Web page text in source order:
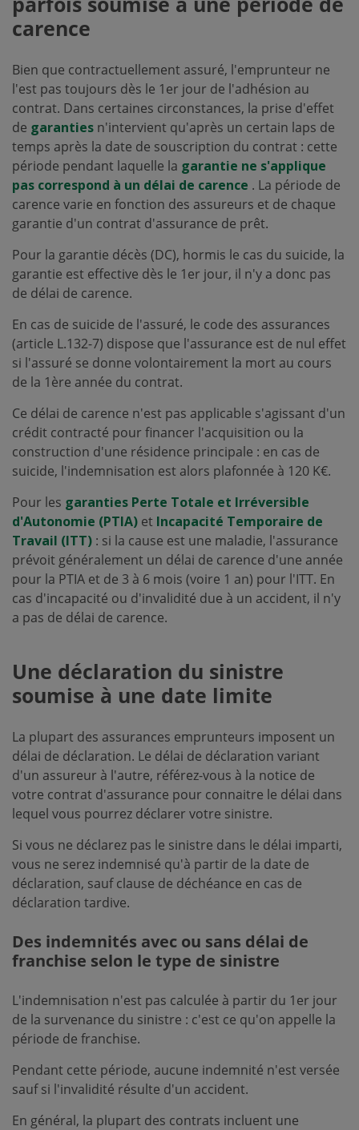
carence
Bien que contractuellement assuré, l'emprunteur ne
l'est pas toujours dès le 1er jour de l'adhésion au
contrat. Dans certaines circonstances, la prise d'effet
de garanties n'intervient qu'après un certain laps de
temps après la date de souscription du contrat : cette
période pendant laquelle la garantie ne s'applique
pas correspond à un délai de carence . La période de
carence varie en fonction des assureurs et de chaque
garantie d'un contrat d'assurance de prêt.
Pour la garantie décès (DC), hormis le cas du suicide, la
garantie est effective dès le 1er jour, il n'y a donc pas
de délai de carence.
En cas de suicide de l'assuré, le code des assurances
(article L.132-7) dispose que l'assurance est de nul effet
si l'assuré se donne volontairement la mort au cours
de la 1ère année du contrat.
Ce délai de carence n'est pas applicable s'agissant d'un
crédit contracté pour financer l'acquisition ou la
construction d'une résidence principale : en cas de
suicide, l'indemnisation est alors plafonnée à 120 K€.
Pour les garanties Perte Totale et Irréversible
d'Autonomie (PTIA) et Incapacité Temporaire de
Travail (ITT) : si la cause est une maladie, l'assurance
prévoit généralement un délai de carence d'une année
pour la PTIA et de 3 à 6 mois (voire 1 an) pour l'ITT. En
cas d'incapacité ou d'invalidité due à un accident, il n'y
a pas de délai de carence.
Une déclaration du sinistre
soumise à une date limite
La plupart des assurances emprunteurs imposent un
délai de déclaration. Le délai de déclaration variant
d'un assureur à l'autre, référez-vous à la notice de
votre contrat d'assurance pour connaitre le délai dans
lequel vous pourrez déclarer votre sinistre.
Si vous ne déclarez pas le sinistre dans le délai imparti,
vous ne serez indemnisé qu'à partir de la date de
déclaration, sauf clause de déchéance en cas de
déclaration tardive.
Des indemnités avec ou sans délai de
franchise selon le type de sinistre
L'indemnisation n'est pas calculée à partir du 1er jour
de la survenance du sinistre : c'est ce qu'on appelle la
période de franchise.
Pendant cette période, aucune indemnité n'est versée
sauf si l'invalidité résulte d'un accident.
En général, la plupart des contrats incluent une